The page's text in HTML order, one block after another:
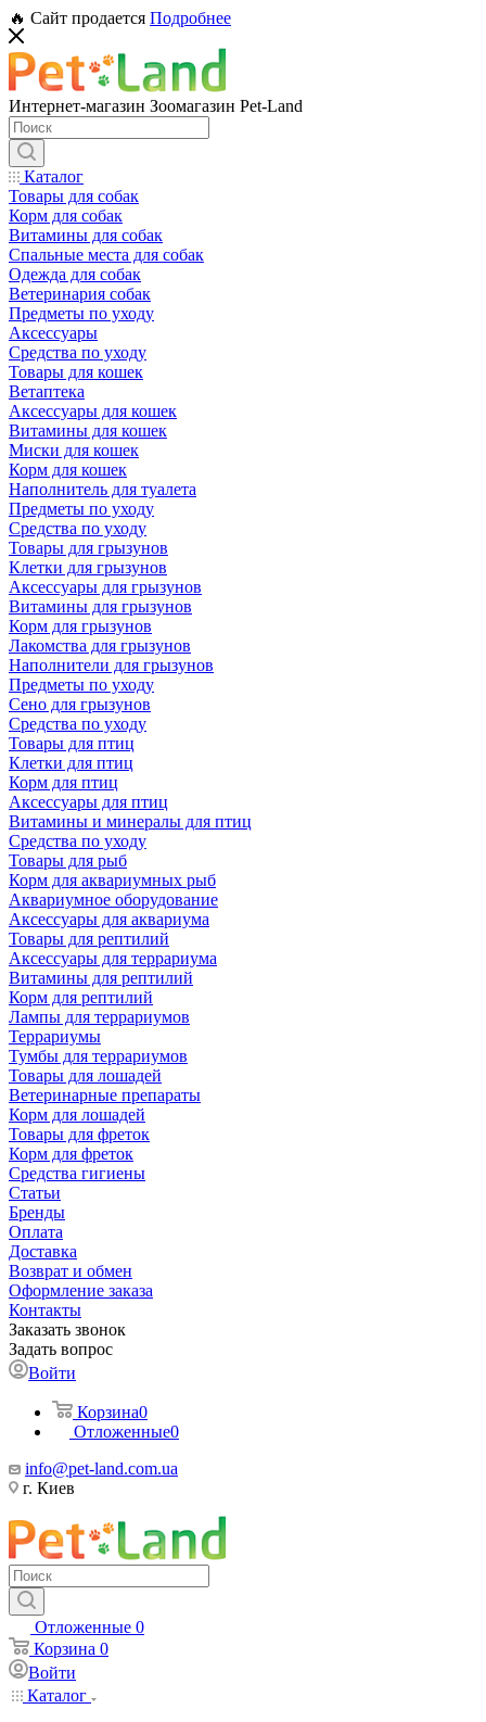
🔥 Сайт продается Подробнее
Интернет-магазин Зоомагазин Pet-Land
Каталог
Товары для собак
Корм для собак
Витамины для собак
Спальные места для собак
Одежда для собак
Ветеринария собак
Предметы по уходу
Аксессуары
Средства по уходу
Товары для кошек
Ветаптека
Аксессуары для кошек
Витамины для кошек
Миски для кошек
Корм для кошек
Наполнитель для туалета
Предметы по уходу
Средства по уходу
Товары для грызунов
Клетки для грызунов
Аксессуары для грызунов
Витамины для грызунов
Корм для грызунов
Лакомства для грызунов
Наполнители для грызунов
Предметы по уходу
Сено для грызунов
Средства по уходу
Товары для птиц
Клетки для птиц
Корм для птиц
Аксессуары для птиц
Витамины и минералы для птиц
Средства по уходу
Товары для рыб
Корм для аквариумных рыб
Аквариумное оборудование
Аксессуары для аквариума
Товары для рептилий
Аксессуары для террариума
Витамины для рептилий
Корм для рептилий
Лампы для террариумов
Террариумы
Тумбы для террариумов
Товары для лошадей
Ветеринарные препараты
Корм для лошадей
Товары для фреток
Корм для фреток
Средства гигиены
Статьи
Бренды
Оплата
Доставка
Возврат и обмен
Оформление заказа
Контакты
Заказать звонок
Задать вопрос
Войти
Корзина0
Отложенные0
info@pet-land.com.ua
г. Киев
Отложенные 0
Корзина 0
Войти
Каталог